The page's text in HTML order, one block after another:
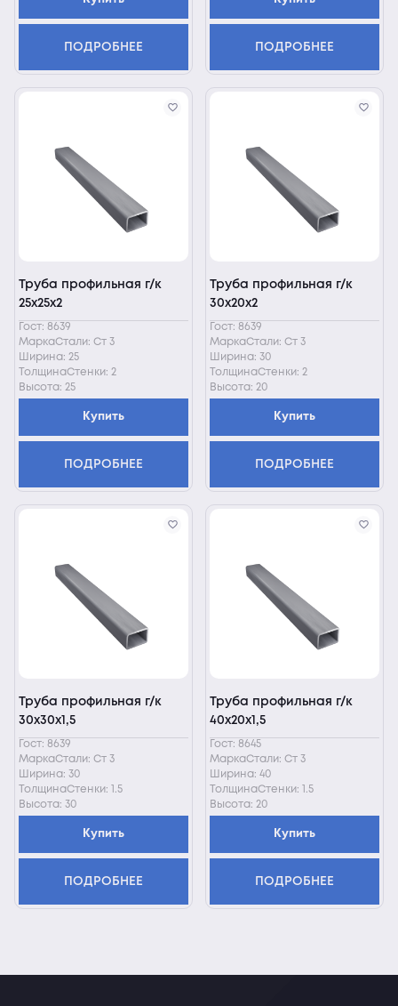
ПОДРОБНЕЕ ПОДРОБНЕЕ
Труба профильная г/к
25х25х2
Гост: 8639
МаркаСтали: Ст 3
Ширина: 25
ТолщинаСтенки: 2
Высота: 25
Купить
ПОДРОБНЕЕ
Труба профильная г/к
30х20х2
Гост: 8639
МаркаСтали: Ст 3
Ширина: 30
ТолщинаСтенки: 2
Высота: 20
Купить
ПОДРОБНЕЕ
Труба профильная г/к
30х30х1,5
Гост: 8639
МаркаСтали: Ст 3
Ширина: 30
ТолщинаСтенки: 1.5
Высота: 30
Купить
ПОДРОБНЕЕ
Труба профильная г/к
40х20х1,5
Гост: 8645
МаркаСтали: Ст 3
Ширина: 40
ТолщинаСтенки: 1.5
Высота: 20
Купить
ПОДРОБНЕЕ